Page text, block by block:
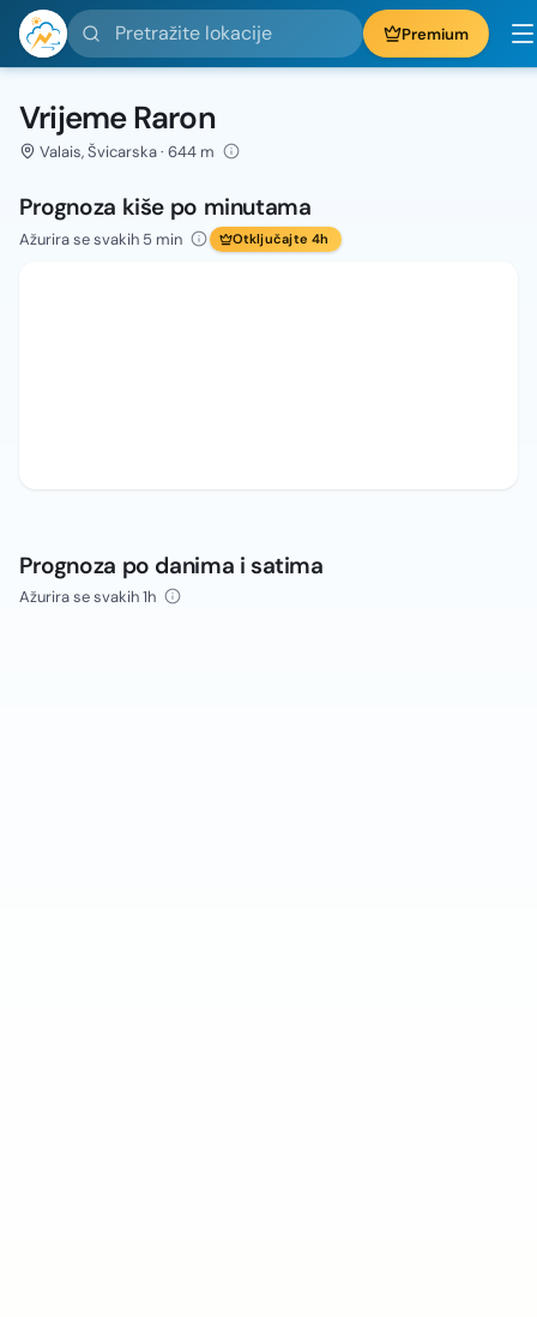
Pretražite lokacije Premium
Vrijeme Raron
Valais, Švicarska · 644 m
Prognoza kiše po minutama
Ažurira se svakih 5 min Otključajte 4h
Prognoza po danima i satima
Ažurira se svakih 1h